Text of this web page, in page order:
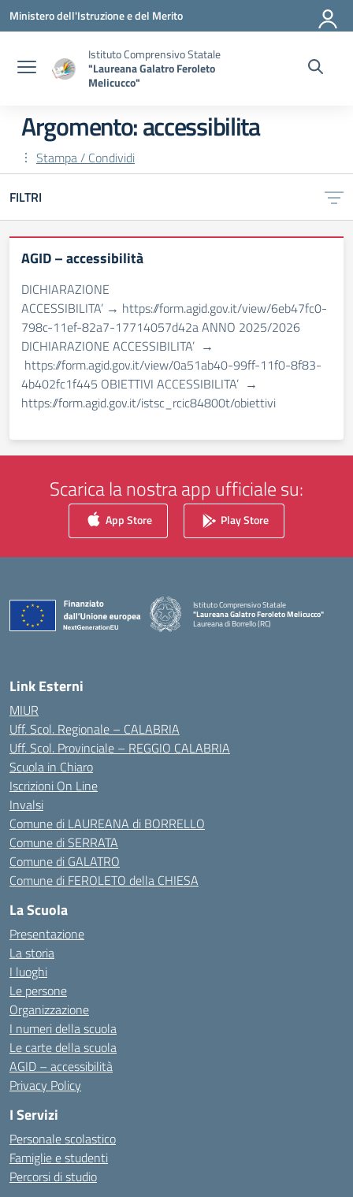
Vai ai contenuti
Vai al menu di navigazione
Vai al footer
Ministero dell'Istruzione e del Merito
Istituto Comprensivo Statale
"Laureana Galatro Feroleto
Melicucco"
Argomento: accessibilita
Stampa / Condividi
FILTRI
AGID – accessibilità
DICHIARAZIONE
ACCESSIBILITA’ → https://form.agid.gov.it/view/6eb47fc0-
798c-11ef-82a7-17714057d42a ANNO 2025/2026
DICHIARAZIONE ACCESSIBILITA’ →
https://form.agid.gov.it/view/0a51ab40-99ff-11f0-8f83-
4b402fc1f445 OBIETTIVI ACCESSIBILITA’ →
https://form.agid.gov.it/istsc_rcic84800t/obiettivi
Scarica la nostra app ufficiale su:
App Store Play Store
Istituto Comprensivo Statale
"Laureana Galatro Feroleto Melicucco"
Laureana di Borrello (RC)
Link Esterni
MIUR
Uff. Scol. Regionale – CALABRIA
Uff. Scol. Provinciale – REGGIO CALABRIA
Scuola in Chiaro
Iscrizioni On Line
Invalsi
Comune di LAUREANA di BORRELLO
Comune di SERRATA
Comune di GALATRO
Comune di FEROLETO della CHIESA
La Scuola
Presentazione
La storia
I luoghi
Le persone
Organizzazione
I numeri della scuola
Le carte della scuola
AGID – accessibilità
Privacy Policy
I Servizi
Personale scolastico
Famiglie e studenti
Percorsi di studio